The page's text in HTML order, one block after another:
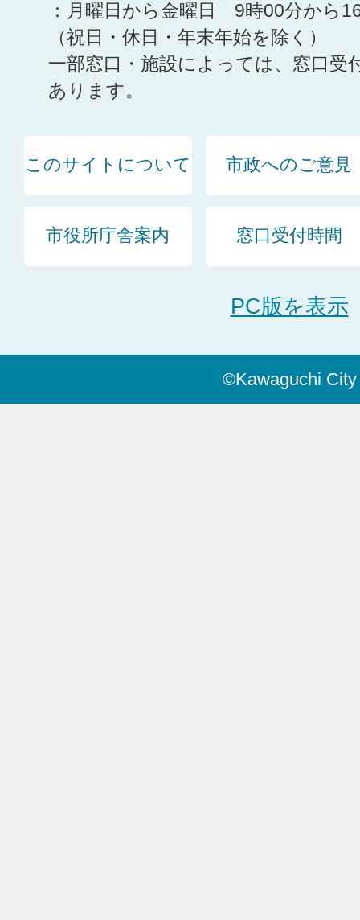
：月曜日から金曜日 9時00分から
（祝日・休日・年末年始を除く）
一部窓口・施設によっては、窓口受
あります。
このサイトについて 市政へのご意見
市役所庁舎案内 窓口受付時間
PC版を表示
©Kawaguchi City